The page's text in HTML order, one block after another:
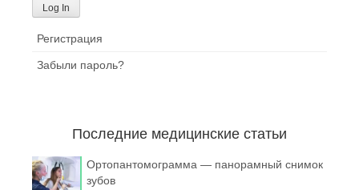
Регистрация
Забыли пароль?
Последние медицинские статьи
Ортопантомограмма — панорамный снимок
зубов